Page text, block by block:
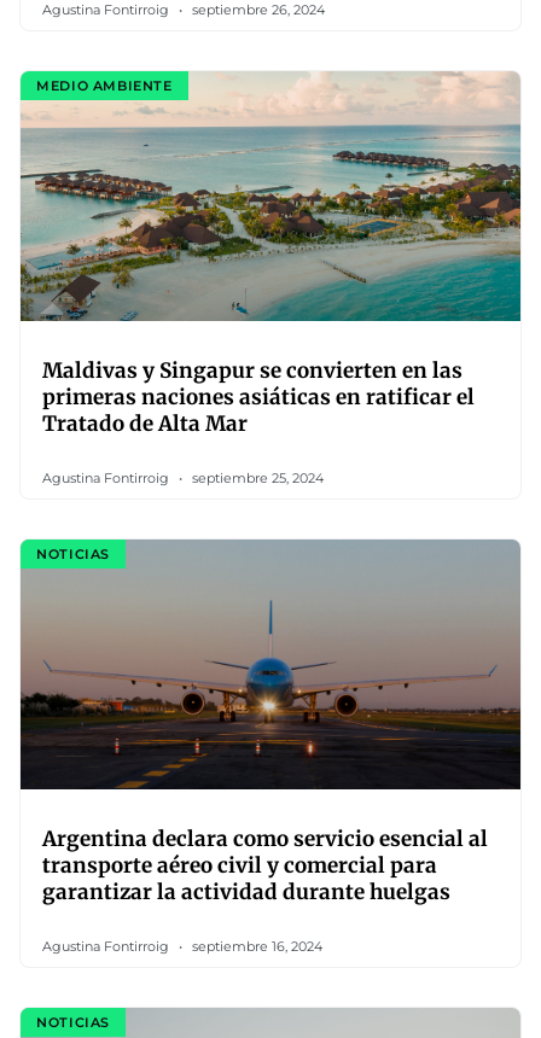
Agustina Fontirroig septiembre 26, 2024
MEDIO AMBIENTE
Maldivas y Singapur se convierten en las
primeras naciones asiáticas en ratificar el
Tratado de Alta Mar
Agustina Fontirroig septiembre 25, 2024
NOTICIAS
Argentina declara como servicio esencial al
transporte aéreo civil y comercial para
garantizar la actividad durante huelgas
Agustina Fontirroig septiembre 16, 2024
NOTICIAS